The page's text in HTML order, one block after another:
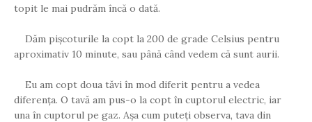
topit le mai pudrăm încă o dată.
Dăm pișcoturile la copt la 200 de grade Celsius pentru
aproximativ 10 minute, sau până când vedem că sunt aurii.
Eu am copt doua tăvi în mod diferit pentru a vedea
diferența. O tavă am pus-o la copt în cuptorul electric, iar
una în cuptorul pe gaz. Așa cum puteți observa, tava din